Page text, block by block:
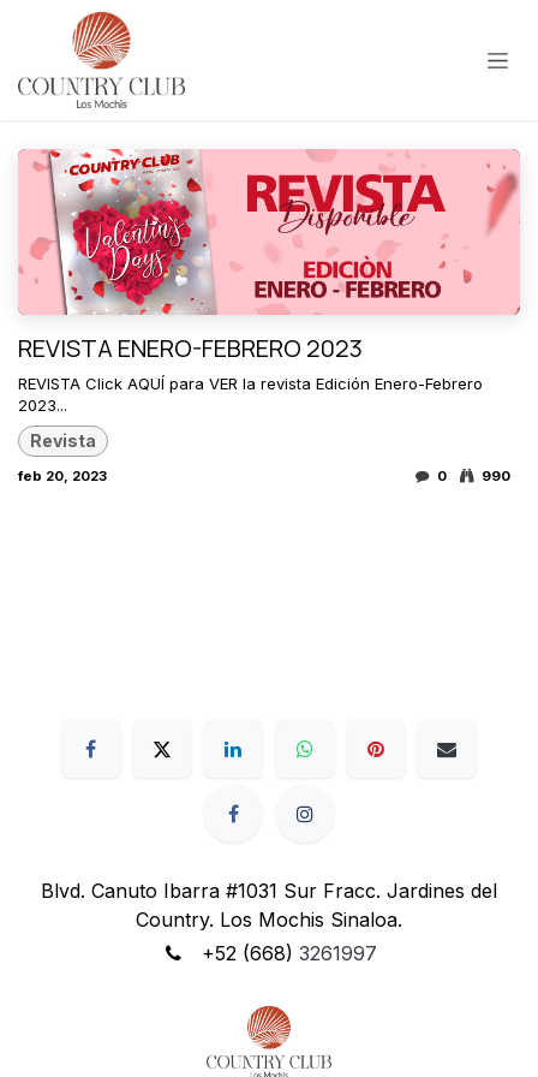
Ir al contenido
REVISTA ENERO-FEBRERO 2023
REVISTA Click AQUÍ para VER la revista Edición Enero-Febrero
2023...
Revista
feb 20, 2023 0 990
Blvd. Canuto Ibarra #1031 Sur Fracc. Jardines del
Country. Los Mochis Sinaloa.
+52 (668) 3261997